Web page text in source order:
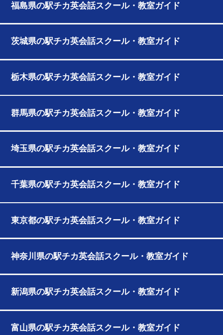
福島県の駅チカ英会話スクール・教室ガイド
茨城県の駅チカ英会話スクール・教室ガイド
栃木県の駅チカ英会話スクール・教室ガイド
群馬県の駅チカ英会話スクール・教室ガイド
埼玉県の駅チカ英会話スクール・教室ガイド
千葉県の駅チカ英会話スクール・教室ガイド
東京都の駅チカ英会話スクール・教室ガイド
神奈川県の駅チカ英会話スクール・教室ガイド
新潟県の駅チカ英会話スクール・教室ガイド
富山県の駅チカ英会話スクール・教室ガイド